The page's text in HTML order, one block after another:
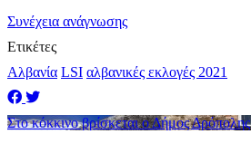
Συνέχεια ανάγνωσης
Ετικέτες
Αλβανία LSI αλβανικές εκλογές 2021
Στο κόκκινο βρίσκεται ο Δήμος